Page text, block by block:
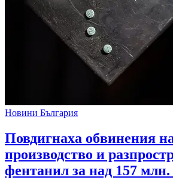
Новини България
Повдигнаха обвинения
производство и
фентанил за над 157 млн.